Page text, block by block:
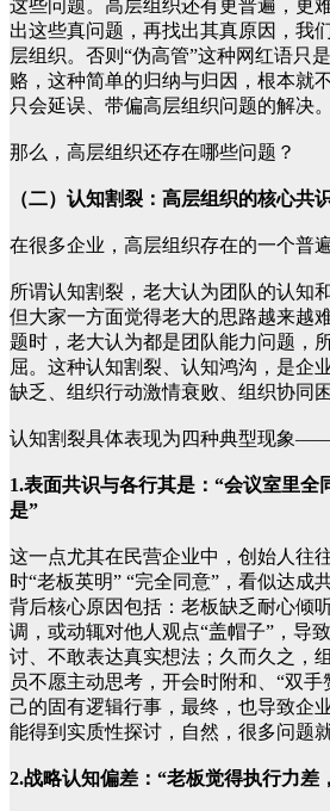
这些问题。高层组织还有更普遍，更
出这些真问题，再找出其真原因，我
层组织。否则“伪高管”这种网红语只
赂，这种简单的归纳与归因，根本就
只会延误、带偏高层组织问题的解决。
那么，高层组织还存在哪些问题？
（二）认知割裂：高层组织的核心共
在很多企业，高层组织存在的一个普
所谓认知割裂，老大认为团队的认知
但大家一方面觉得老大的思路越来越
题时，老大认为都是团队能力问题，
屈。这种认知割裂、认知鸿沟，是企
缺乏、组织行动激情衰败、组织协同
认知割裂具体表现为四种典型现象
1.表面共识与各行其是：“会议室里全
是”
这一点尤其在民营企业中，创始人往
时“老板英明” “完全同意”，看似达成
背后核心原因包括：老板缺乏耐心倾
调，或动辄对他人观点“盖帽子”，导
讨、不敢表达真实想法；久而久之，
员不愿主动思考，开会时附和、“双
己的固有逻辑行事，最终，也导致企
能得到实质性探讨，自然，很多问题
2.战略认知偏差：“老板觉得执行力差